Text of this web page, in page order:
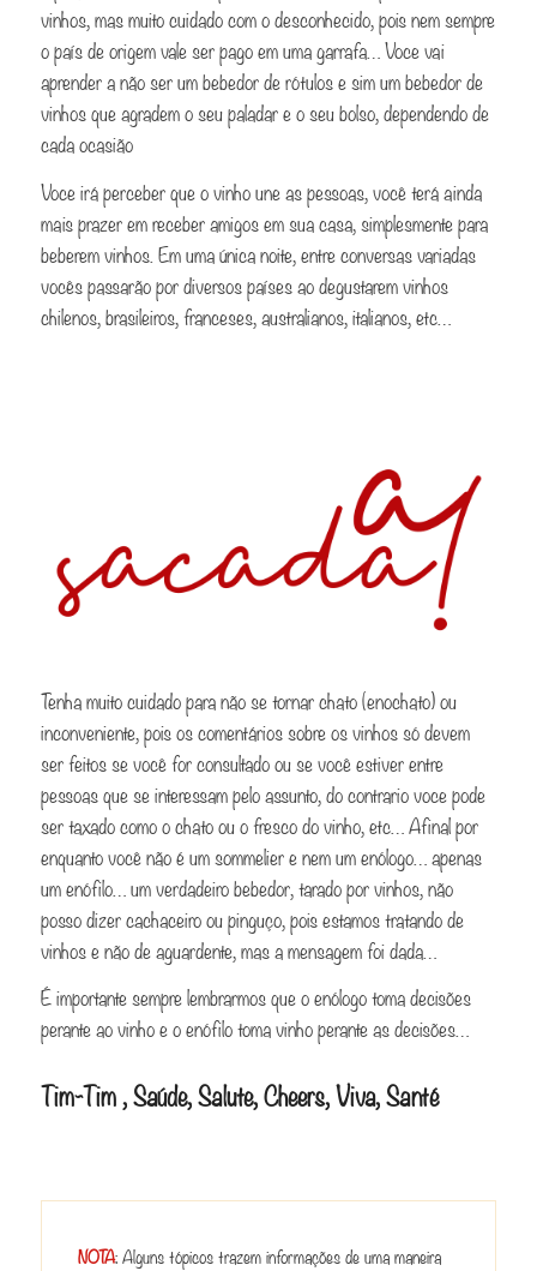
vinhos, mas muito cuidado com o desconhecido, pois nem sempre
o país de origem vale ser pago em uma garrafa… Voce vai
aprender a não ser um bebedor de rótulos e sim um bebedor de
vinhos que agradem o seu paladar e o seu bolso, dependendo de
cada ocasião
Voce irá perceber que o vinho une as pessoas, você terá ainda
mais prazer em receber amigos em sua casa, simplesmente para
beberem vinhos. Em uma única noite, entre conversas variadas
vocês passarão por diversos países ao degustarem vinhos
chilenos, brasileiros, franceses, australianos, italianos, etc…
Tenha muito cuidado para não se tornar chato (enochato) ou
inconveniente, pois os comentários sobre os vinhos só devem
ser feitos se você for consultado ou se você estiver entre
pessoas que se interessam pelo assunto, do contrario voce pode
ser taxado como o chato ou o fresco do vinho, etc… Afinal por
enquanto você não é um sommelier e nem um enólogo… apenas
um enófilo… um verdadeiro bebedor, tarado por vinhos, não
posso dizer cachaceiro ou pinguço, pois estamos tratando de
vinhos e não de aguardente, mas a mensagem foi dada…
É importante sempre lembrarmos que o enólogo toma decisões
perante ao vinho e o enófilo toma vinho perante as decisões…
Tim-Tim , Saúde, Salute, Cheers, Viva, Santé
NOTA: Alguns tópicos trazem informações de uma maneira